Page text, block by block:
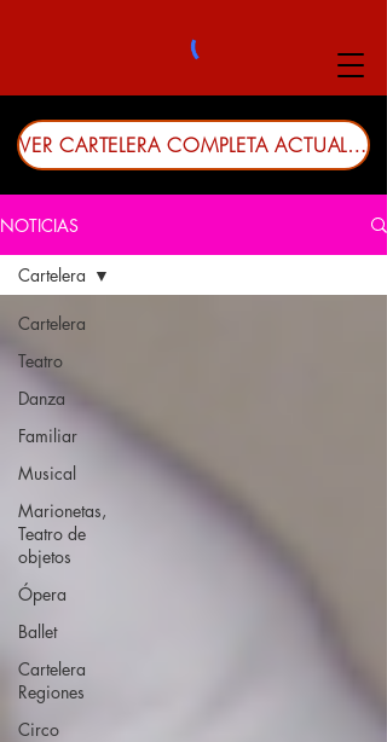
VER CARTELERA COMPLETA ACTUALIZADA
NOTICIAS
Cartelera
Teatro
Danza
Familiar
Musical
Marionetas,
Teatro de
objetos
Ópera
Ballet
Cartelera
Regiones
Circo
Cartelera